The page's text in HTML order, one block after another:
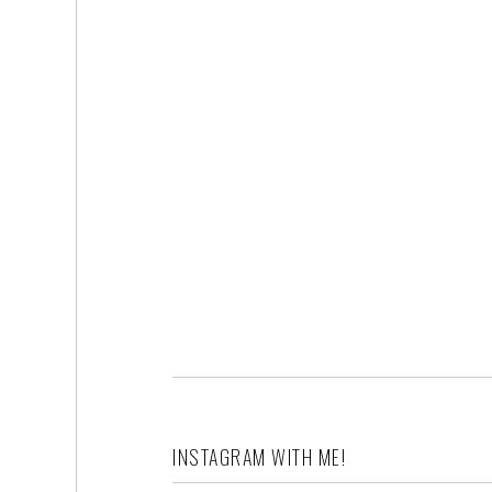
INSTAGRAM WITH ME!